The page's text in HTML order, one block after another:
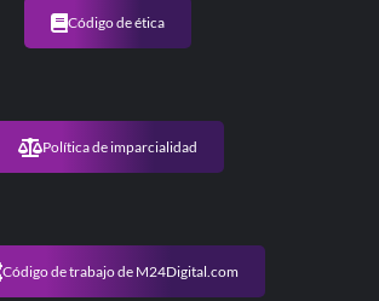
Código de ética
Política de imparcialidad
Código de trabajo de M24Digital.com